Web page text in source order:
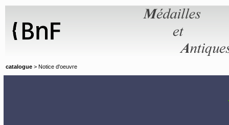
catalogue > Notice d'oeuvre